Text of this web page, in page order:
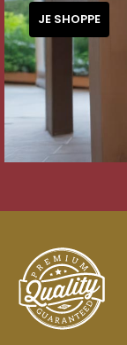
JE SHOPPE